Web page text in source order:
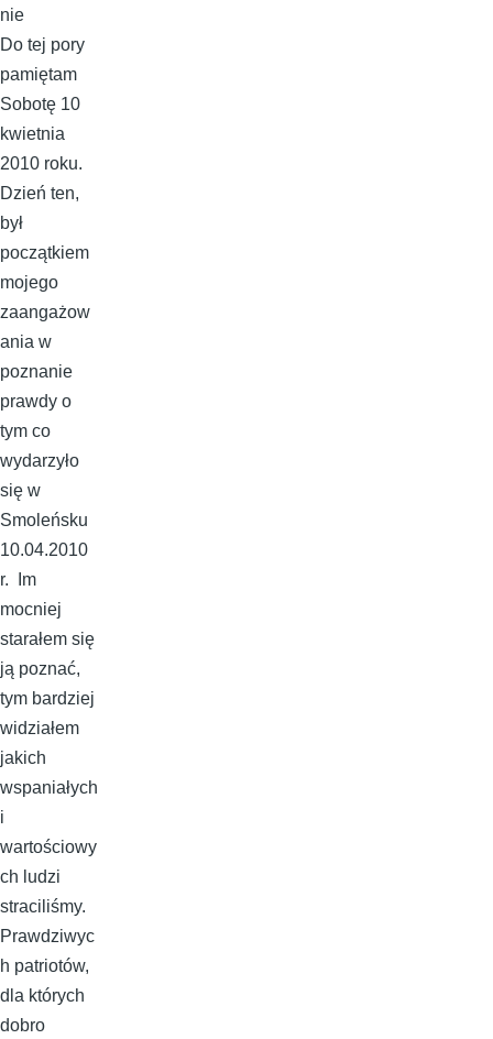
nie
Do tej pory
pamiętam
Sobotę 10
kwietnia
2010 roku.
Dzień ten,
był
początkiem
mojego
zaangażow
ania w
poznanie
prawdy o
tym co
wydarzyło
się w
Smoleńsku
10.04.2010
r. Im
mocniej
starałem się
ją poznać,
tym bardziej
widziałem
jakich
wspaniałych
i
wartościowy
ch ludzi
straciliśmy.
Prawdziwyc
h patriotów,
dla których
dobro